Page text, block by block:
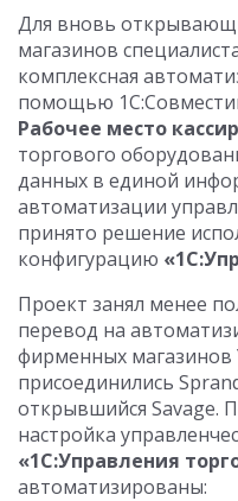
Для вновь
магазинов
комплексная
помощью
Рабочее место
торгового
данных в единой
автоматизации
принято решение
конфигурацию
Проект занял менее
перевод на
фирменных магазинов
присоединились
открывшийся Savage.
настройка
«1С:Управления
автоматизированы: